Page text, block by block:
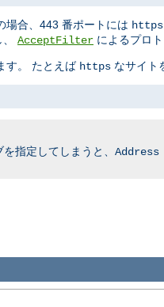
場合、443 番ポートには https
AcceptFilter によるプロ
す。 たとえば https なサイト
指定してしまうと、